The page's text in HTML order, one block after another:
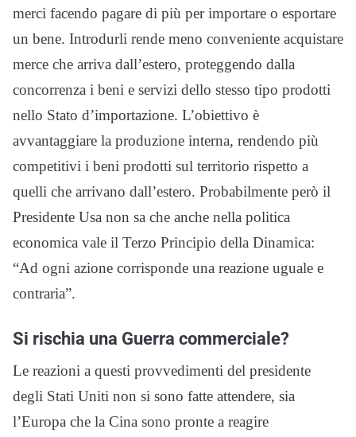
merci facendo pagare di più per importare o esportare
un bene. Introdurli rende meno conveniente acquistare
merce che arriva dall’estero, proteggendo dalla
concorrenza i beni e servizi dello stesso tipo prodotti
nello Stato d’importazione. L’obiettivo è
avvantaggiare la produzione interna, rendendo più
competitivi i beni prodotti sul territorio rispetto a
quelli che arrivano dall’estero. Probabilmente però il
Presidente Usa non sa che anche nella politica
economica vale il Terzo Principio della Dinamica:
“Ad ogni azione corrisponde una reazione uguale e
contraria”.
Si rischia una Guerra commerciale?
Le reazioni a questi provvedimenti del presidente
degli Stati Uniti non si sono fatte attendere, sia
l’Europa che la Cina sono pronte a reagire